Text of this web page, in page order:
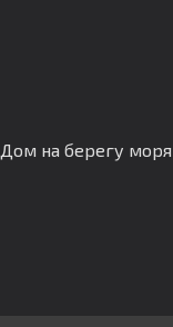
Дом на берегу моря